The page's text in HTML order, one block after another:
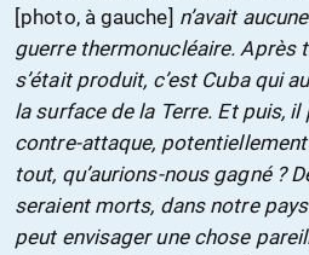
[photo, à gauche] n’avait
guerre thermonucléaire. Après
s’était produit, c’est Cuba qui
la surface de la Terre. Et puis, il
contre-attaque,
tout, qu’aurions-nous gagné ?
seraient morts, dans notre pays
peut envisager une chose